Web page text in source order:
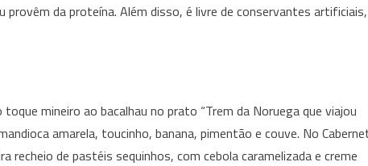
provêm da proteína. Além disso, é livre de conservantes artificiais,
mineiro ao bacalhau no prato “Trem da Noruega que viajou
amarela, toucinho, banana, pimentão e couve. No
recheio de pastéis sequinhos, com cebola caramelizada e creme